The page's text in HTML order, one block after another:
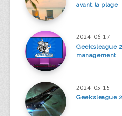
avant la plage
2024-06-17
Geeksleague
management
2024-05-15
Geeksleague